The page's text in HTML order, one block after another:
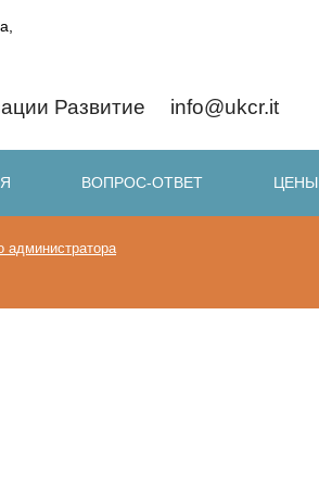
info@ukcr.it
ВОПРОС-ОТВЕТ ЦЕНЫ
администратора